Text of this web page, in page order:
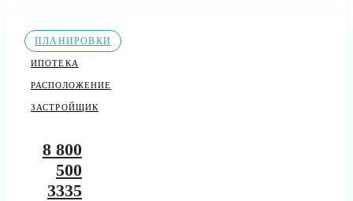
ПЛАНИРОВКИ
ИПОТЕКА
РАСПОЛОЖЕНИЕ
ЗАСТРОЙЩИК
8 800
500
3335